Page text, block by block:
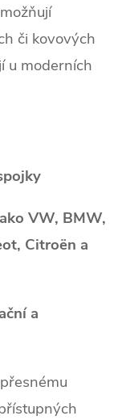
či kovových
u moderních
VW, BMW,
Citroën a
a